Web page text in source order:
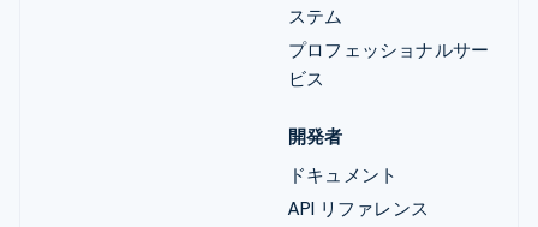
ステム
プロフェッショナルサー
ビス
開発者
ドキュメント
API リファレンス